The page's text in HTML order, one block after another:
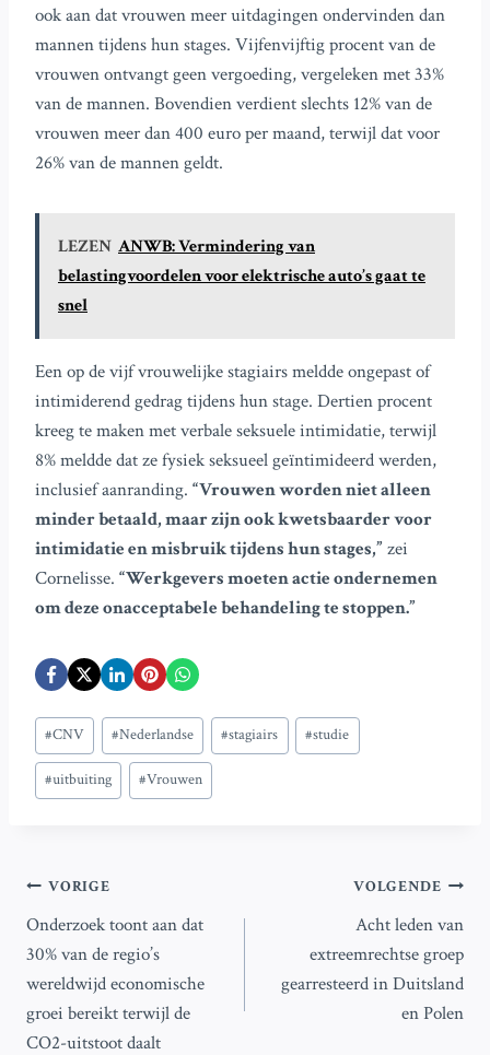
ook aan dat vrouwen meer uitdagingen ondervinden dan
mannen tijdens hun stages. Vijfenvijftig procent van de
vrouwen ontvangt geen vergoeding, vergeleken met 33%
van de mannen. Bovendien verdient slechts 12% van de
vrouwen meer dan 400 euro per maand, terwijl dat voor
26% van de mannen geldt.
LEZEN ANWB: Vermindering van
belastingvoordelen voor elektrische auto’s gaat te
snel
Een op de vijf vrouwelijke stagiairs meldde ongepast of
intimiderend gedrag tijdens hun stage. Dertien procent
kreeg te maken met verbale seksuele intimidatie, terwijl
8% meldde dat ze fysiek seksueel geïntimideerd werden,
inclusief aanranding. “Vrouwen worden niet alleen
minder betaald, maar zijn ook kwetsbaarder voor
intimidatie en misbruik tijdens hun stages,” zei
Cornelisse. “Werkgevers moeten actie ondernemen
om deze onacceptabele behandeling te stoppen.”
Bericht
tags:
#CNV #Nederlandse #stagiairs #studie
#uitbuiting #Vrouwen
Bericht
navigatie
VORIGE
Onderzoek toont aan dat
30% van de regio’s
wereldwijd economische
groei bereikt terwijl de
CO2-uitstoot daalt
VOLGENDE
Acht leden van
extreemrechtse groep
gearresteerd in Duitsland
en Polen